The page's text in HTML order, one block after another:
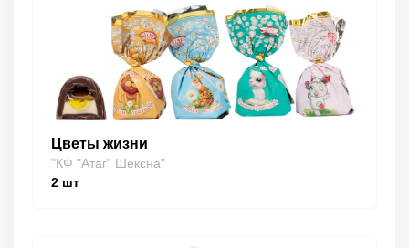
Цветы жизни
"КФ "Атаг" Шексна"
2 шт